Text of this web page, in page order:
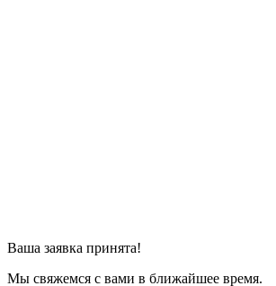
Ваша заявка принята!
Мы свяжемся с вами в ближайшее время.